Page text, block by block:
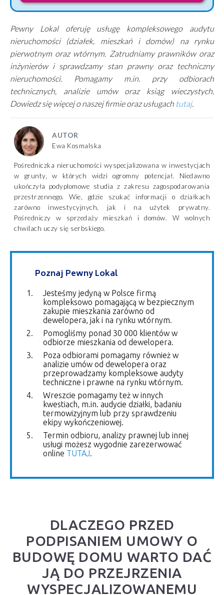
Pewny Lokal oferuję usługę kompleksowego audytu
nieruchomości (działek, mieszkań i domów) na rynku
pierwotnym oraz wtórnym. Zatrudniamy prawników oraz
inżynierów i sprawdzamy stan prawny oraz techniczny
nieruchomości. Pomagamy m.in. przy odbiorach
technicznych, analizie umów oraz ksiąg wieczystych.
Dowiedz się więcej o naszej firmie oraz usługach tutaj.
AUTOR
Ewa Kosmalska
Pośredniczka nieruchomości wyspecjalizowana w inwestycjach
w grunty, w których widzi ogromny potencjał. Niedawno
ukończyła podyplomowe studia z zakresu zagospodarowania
przestrzennego. Wie, gdzie szukać informacji o działkach
zarówno inwestycyjnych, jak i na użytek prywatny.
Pośredniczy w sprzedaży mieszkań i domów. W wolnych
chwilach uczy się serbskiego.
Poznaj Pewny Lokal
Jesteśmy jedyną w Polsce firmą
kompleksowo pomagającą w bezpiecznym
zakupie mieszkania zarówno od
dewelopera, jak i na rynku wtórnym.
Pomogliśmy ponad 30 000 klientów w
odbiorze mieszkania od dewelopera.
Poza odbiorami pomagamy również w
analizie umów od dewelopera oraz
przeprowadzamy kompleksowe audyty
techniczne i prawne na rynku wtórnym.
Wreszcie pomagamy też w innych
kwestiach, m.in. audycie działki, badaniu
termowizyjnym lub przy sprawdzeniu
ekipy wykończeniowej.
Termin odbioru, analizy prawnej lub innej
usługi możesz wygodnie zarezerwować
online TUTAJ
DLACZEGO PRZED
PODPISANIEM UMOWY O
BUDOWĘ DOMU WARTO DAĆ
JĄ DO PRZEJRZENIA
WYSPECJALIZOWANEMU